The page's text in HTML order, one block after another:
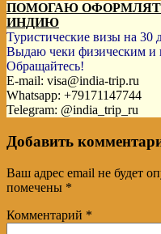
ПОМОГАЮ
ИНДИЮ
Туристические визы на 30
Выдаю чеки физическим и
Обращайтесь!
E-mail: visa@india-trip.ru
Whatsapp: +79171147744
Telegram: @india_trip_ru
Добавить
Ваш адрес email не будет
помечены *
Комментарий *